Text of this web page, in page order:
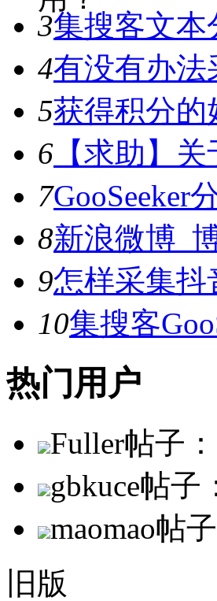
3集搜客文
4有没有办法
5获得积分的
6 【求助】
7GooSeeker
8新浪微博_
9怎样采集抖
10集搜客
热门用户
Fuller帖子
gbkuce帖子
maomao帖
旧版